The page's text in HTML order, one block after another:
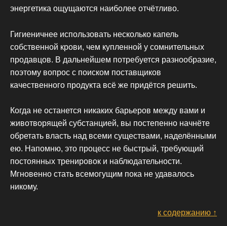
энергетика ощущаются наиболее отчётливо.
Гигиеничнее использовать несколько капель
собственной крови, чем купленной у сомнительных
продавцов. В дальнейшем потребуется разнообразие,
поэтому вопрос с поиском поставщиков
качественного продукта всё же придётся решить.
Когда не останется никаких барьеров между вами и
животворящей субстанцией, вы постепенно начнёте
обретать власть над всеми существами, наделёнными
ею. Напомню, это процесс не быстрый, требующий
постоянных тренировок и наблюдательности.
Мгновенно стать всемогущим пока не удавалось
никому.
к содержанию ↑